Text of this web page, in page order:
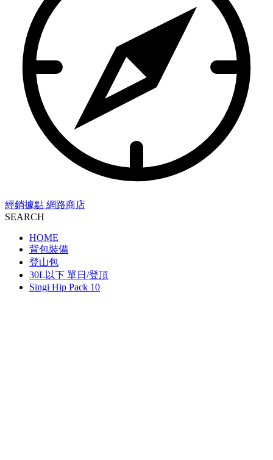
經銷據點 網路商店
SEARCH
HOME
背包裝備
登山包
30L以下 單日/登頂
Singi Hip Pack 10